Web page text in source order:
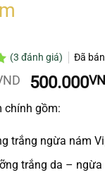
(3 đánh giá) Đã bán
Giá
gốc
là:
500.000
chính gồm:
trắng ngừa nám
trắng da –